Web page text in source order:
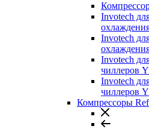
Invotech
Invotech
Invotech
чиллеров
Invotech
чиллеров
Компрессоры